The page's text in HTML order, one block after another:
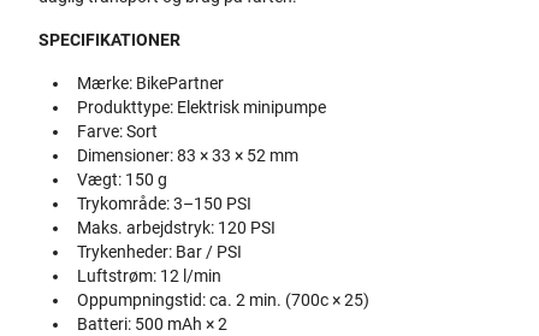
SPECIFIKATIONER
Mærke: BikePartner
Produkttype: Elektrisk minipumpe
Farve: Sort
Dimensioner: 83 × 33 × 52 mm
Vægt: 150 g
Trykområde: 3–150 PSI
Maks. arbejdstryk: 120 PSI
Trykenheder: Bar / PSI
Luftstrøm: 12 l/min
Oppumpningstid: ca. 2 min. (700c × 25)
Batteri: 500 mAh × 2